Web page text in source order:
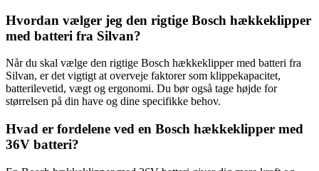
Hvordan vælger jeg den rigtige Bosch hækkeklipper
med batteri fra Silvan?
Når du skal vælge den rigtige Bosch hækkeklipper med batteri fra
Silvan, er det vigtigt at overveje faktorer som klippekapacitet,
batterilevetid, vægt og ergonomi. Du bør også tage højde for
størrelsen på din have og dine specifikke behov.
Hvad er fordelene ved en Bosch hækkeklipper med
36V batteri?